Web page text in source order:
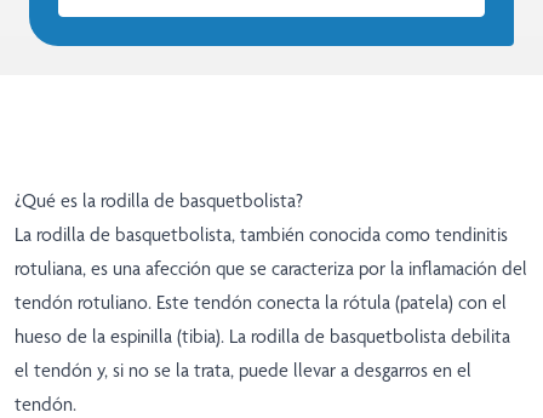
¿Qué es la rodilla de basquetbolista?
La rodilla de basquetbolista, también conocida como tendinitis
rotuliana, es una afección que se caracteriza por la inflamación del
tendón rotuliano. Este tendón conecta la rótula (patela) con el
hueso de la espinilla (tibia). La rodilla de basquetbolista debilita
el tendón y, si no se la trata, puede llevar a desgarros en el
tendón.